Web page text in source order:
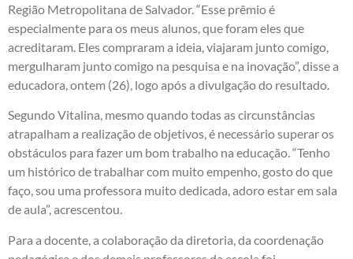
Região Metropolitana de Salvador. “Esse prêmio é
especialmente para os meus alunos, que foram eles que
acreditaram. Eles compraram a ideia, viajaram junto comigo,
mergulharam junto comigo na pesquisa e na inovação”, disse a
educadora, ontem (26), logo após a divulgação do resultado.
Segundo Vitalina, mesmo quando todas as circunstâncias
atrapalham a realização de objetivos, é necessário superar os
obstáculos para fazer um bom trabalho na educação. “Tenho
um histórico de trabalhar com muito empenho, gosto do que
faço, sou uma professora muito dedicada, adoro estar em sala
de aula”, acrescentou.
Para a docente, a colaboração da diretoria, da coordenação